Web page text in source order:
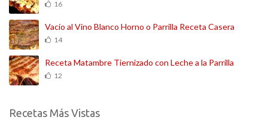
16
Vacío al Vino Blanco Horno o Parrilla Receta Casera
14
Receta Matambre Tiernizado con Leche a la Parrilla
12
Recetas Más Vistas